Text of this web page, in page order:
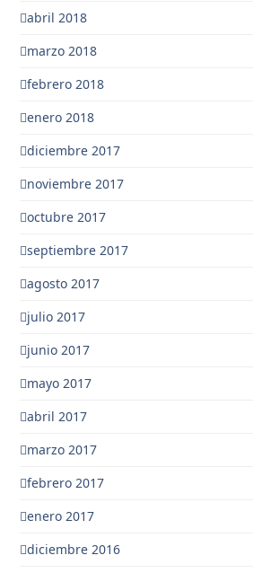
abril 2018
marzo 2018
febrero 2018
enero 2018
diciembre 2017
noviembre 2017
octubre 2017
septiembre 2017
agosto 2017
julio 2017
junio 2017
mayo 2017
abril 2017
marzo 2017
febrero 2017
enero 2017
diciembre 2016